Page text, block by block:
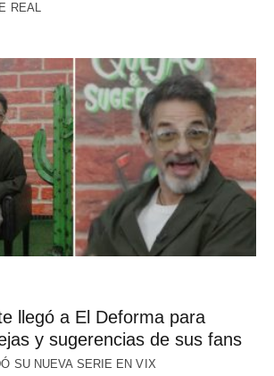
REAL
llegó a El Deforma para
y sugerencias de sus fans
SU NUEVA SERIE EN VIX